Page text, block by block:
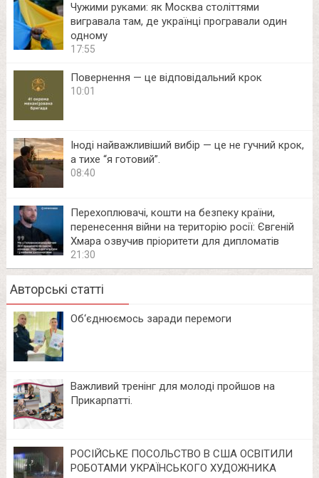
Чужими руками: як Москва століттями
вигравала там, де українці програвали один
одному
17:55
Повернення — це відповідальний крок
10:01
Іноді найважливіший вибір — це не гучний крок,
а тихе “я готовий”.
08:40
Перехоплювачі, кошти на безпеку країни,
перенесення війни на територію росії: Євгеній
Хмара озвучив пріоритети для дипломатів
21:30
Авторські статті
Об‘єднюємось заради перемоги
Важливий тренінг для молоді пройшов на
Прикарпатті.
РОСІЙСЬКЕ ПОСОЛЬСТВО В США ОСВІТИЛИ
РОБОТАМИ УКРАЇНСЬКОГО ХУДОЖНИКА